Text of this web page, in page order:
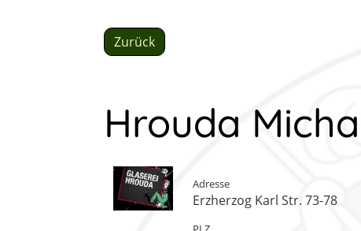
Zurück
Hrouda
Adresse
Erzherzog Karl Str. 73-78